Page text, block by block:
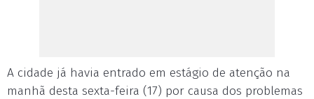
A cidade já havia entrado em estágio de atenção na
manhã desta sexta-feira (17) por causa dos problemas